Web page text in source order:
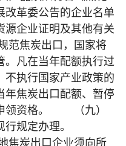
革委公告的企业名单
源企业证明及其他有关
焦炭出口，国家将
。凡在当年配额执行过
执行国家产业政策的
年焦炭出口配额、暂停
领资格。 （九）
现行规定办理。
炭出口企业须向所